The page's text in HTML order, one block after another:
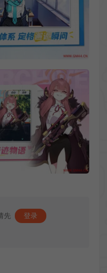
先 登录